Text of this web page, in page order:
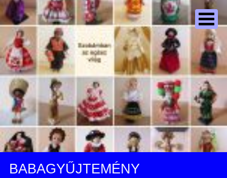
BABAGYŰJTEMÉNY